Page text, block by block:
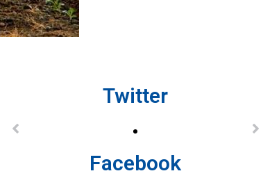
Twitter
Facebook